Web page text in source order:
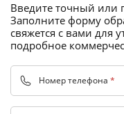
Введите точный или
Заполните форму
свяжется с вами для
подробное
Номер телефона *